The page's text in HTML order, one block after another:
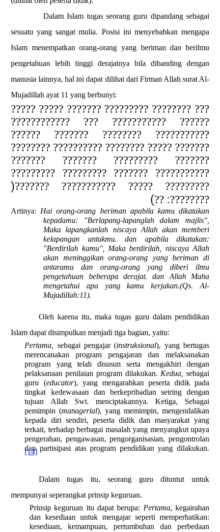
Dalam Islam tugas seorang guru dipandang sebagai
sesuatu yang sangat mulia. Posisi ini menyebabkan mengapa
Islam menempatkan orang-orang yang beriman dan berilmu
pengetahuan lebih tinggi derajatnya bila dibanding dengan
manusia lainnya, hal ini dapat dilihat dari Firman Allah surat Al-
Mujadillah ayat 11 yang berbunyi:
??? ???????? ????????? ??????? ????? ?????
?????? ??????????? ??? ????????????
??????????? ???????? ??????? ??????
??????? ????? ???????? ?????????? ????????
??????? ????????? ??????? ???????
??????????? ??????? ????????? ?????????
????????? ????? ??????????? ???????
)
????????
:
??
(
Artinya: Hai orang-orang beriman apabila kamu dikatakan
kepadamu: "Berlapang-lapanglah dalam majlis",
Maka lapangkanlah niscaya Allah akan memberi
kelapangan untukmu. dan apabila dikatakan:
"Berdirilah kamu", Maka berdirilah, niscaya Allah
akan meninggikan orang-orang yang beriman di
antaramu dan orang-orang yang diberi ilmu
pengetahuan beberapa derajat. dan Allah Maha
mengetahui apa yang kamu kerjakan.(Qs. Al-
Mujadillah:11).
Oleh karena itu, maka tugas guru dalam pendidikan
Islam dapat disimpulkan menjadi tiga bagian, yaitu:
Pertama,
sebagai pengajar (instruksional), yang bertugas
merencanakan
program pengajaran dan melaksanakan
program yang telah disusun serta mengakhiri dengan
pelaksanaan penilaian program dilakukan. Kedua, sebagai
guru
(educator), yang mengarahkan peserta didik pada
tingkat kedewasaan dan berkepribadian seiring dengan
tujuan Allah Swt. menciptakannya. Ketiga, Sebagai
pemimpin (managerial), yang memimpin, mengendalikan
kepada diri sendiri, peserta didik dan masyarakat yang
terkait, terhadap berbagai masalah yang menyangkut upaya
pengerahan, pengawasan, pengorganisasian, pengontrolan
dan partisipasi atas program pendidikan yang dilakukan.
[14]
Dalam tugas itu, seorang guru
dituntut untuk
mempunyai seperangkat prinsip keguruan.
Prinsip keguruan itu dapat berupa: Pertama, kegairahan
dan kesediaan untuk mengajar seperti memperhatikan:
kesediaan, kemampuan, pertumbuhan dan perbedaan